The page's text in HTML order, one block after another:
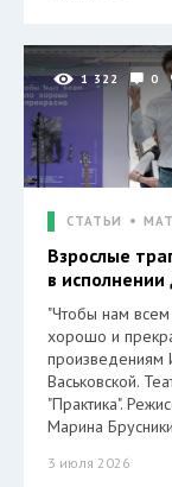
1 322 0
СТАТЬИ
Взрослые
в исполнении
"Чтобы нам
хорошо и
произведениям
Васьковской.
"Практика".
Марина
3 июля 2026